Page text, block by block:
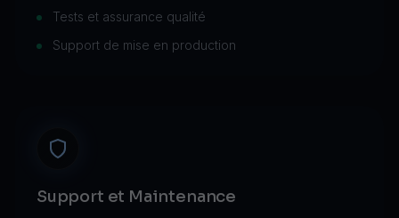
Tests et assurance qualité
Support de mise en production
Support et Maintenance